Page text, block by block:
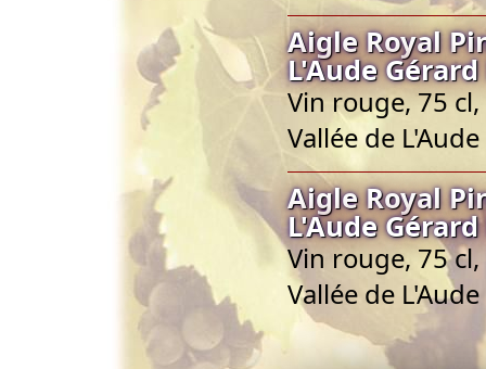
Aigle Royal
L'Aude
Vin rouge, 75
Vallée de L'Aude
Aigle Royal
L'Aude
Vin rouge, 75
Vallée de L'Aude